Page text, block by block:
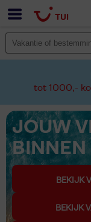
tot 1000,-
JOUW
BINNEN
BEKIJK
BEKIJK